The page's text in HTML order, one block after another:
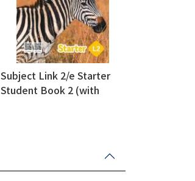
Subject Link 2/e Starter
Student Book 2 (with